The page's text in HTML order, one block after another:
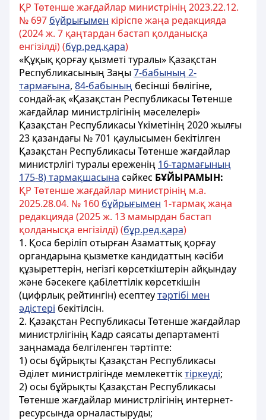
ҚР Төтенше жағдайлар министрінің 2023.22.12.
№ 697 бұйрығымен кіріспе жаңа редакцияда
(2024 ж. 7 қаңтардан бастап қолданысқа
енгізілді) (бұр.ред.қара)
«Құқық қорғау қызметі туралы» Қазақстан
Республикасының Заңы7-бабының 2-
тармағына, 84-бабының бесінші бөлігіне,
сондай-ақ «Қазақстан Республикасы Төтенше
жағдайлар министрлігінің мәселелері»
Қазақстан Республикасы Үкіметінің 2020 жылғы
23 қазандағы № 701 қаулысымен бекітілген
Қазақстан Республикасы Төтенше жағдайлар
министрлігі туралы ереженің 16-тармағының
175-8) тармақшасына сәйкес БҰЙЫРАМЫН:
ҚР Төтенше жағдайлар министрінің м.а.
2025.28.04. № 160 бұйрығымен 1-тармақ жаңа
редакцияда (2025 ж. 13 мамырдан бастап
қолданысқа енгізілді) (бұр.ред.қара)
1. Қоса беріліп отырған Азаматтық қорғау
органдарына қызметке кандидаттың кәсіби
құзыреттерін, негізгі көрсеткіштерін айқындау
және бәсекеге қабілеттілік көрсеткішін
(цифрлық рейтингін) есептеутәртібі мен
әдістері бекітілсін.
2. Қазақстан Республикасы Төтенше жағдайлар
министрлігінің Кадр саясаты департаменті
заңнамада белгіленген тәртіпте:
1) осы бұйрықты Қазақстан Республикасы
Әділет министрлігінде мемлекеттіктіркеуді;
2) осы бұйрықты Қазақстан Республикасы
Төтенше жағдайлар министрлігінің интернет-
ресурсында орналастыруды;